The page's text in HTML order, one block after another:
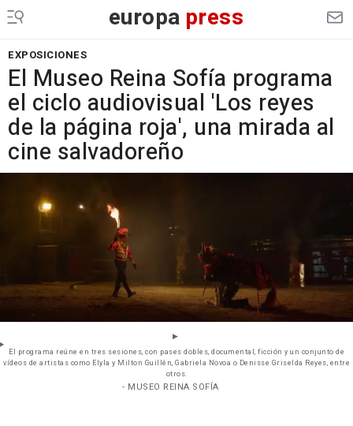
europa press
EXPOSICIONES
El Museo Reina Sofía programa
el ciclo audiovisual 'Los reyes
de la página roja', una mirada al
cine salvadoreño
El programa reúne en tres sesiones, con pases dobles, documental, ficción y un conjunto de
vídeos de artistas como Elyla y Milton Guillén, Gabriela Novoa o Denisse Griselda Reyes, entre
otros.
- MUSEO REINA SOFÍA